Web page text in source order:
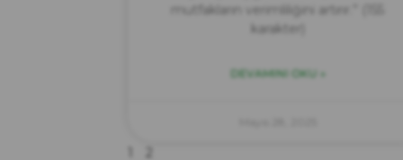
mutfakların verimliliğini artırır.” (155
karakter)
DEVAMINI OKU »